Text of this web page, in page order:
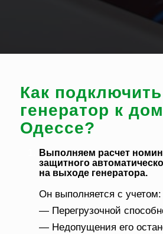
Как подключить
генератор к
Одессе?
Выполняем расчет
защитного
на выходе генератора.
Он выполняется с учетом:
— Перегрузочной
— Недопущения его